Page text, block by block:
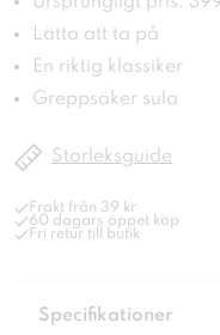
Lätta att ta på
En riktig klassiker
Greppsäker sula
Storleksguide
Frakt från 39 kr
60 dagars öppet köp
Fri retur till butik
Specifikationer